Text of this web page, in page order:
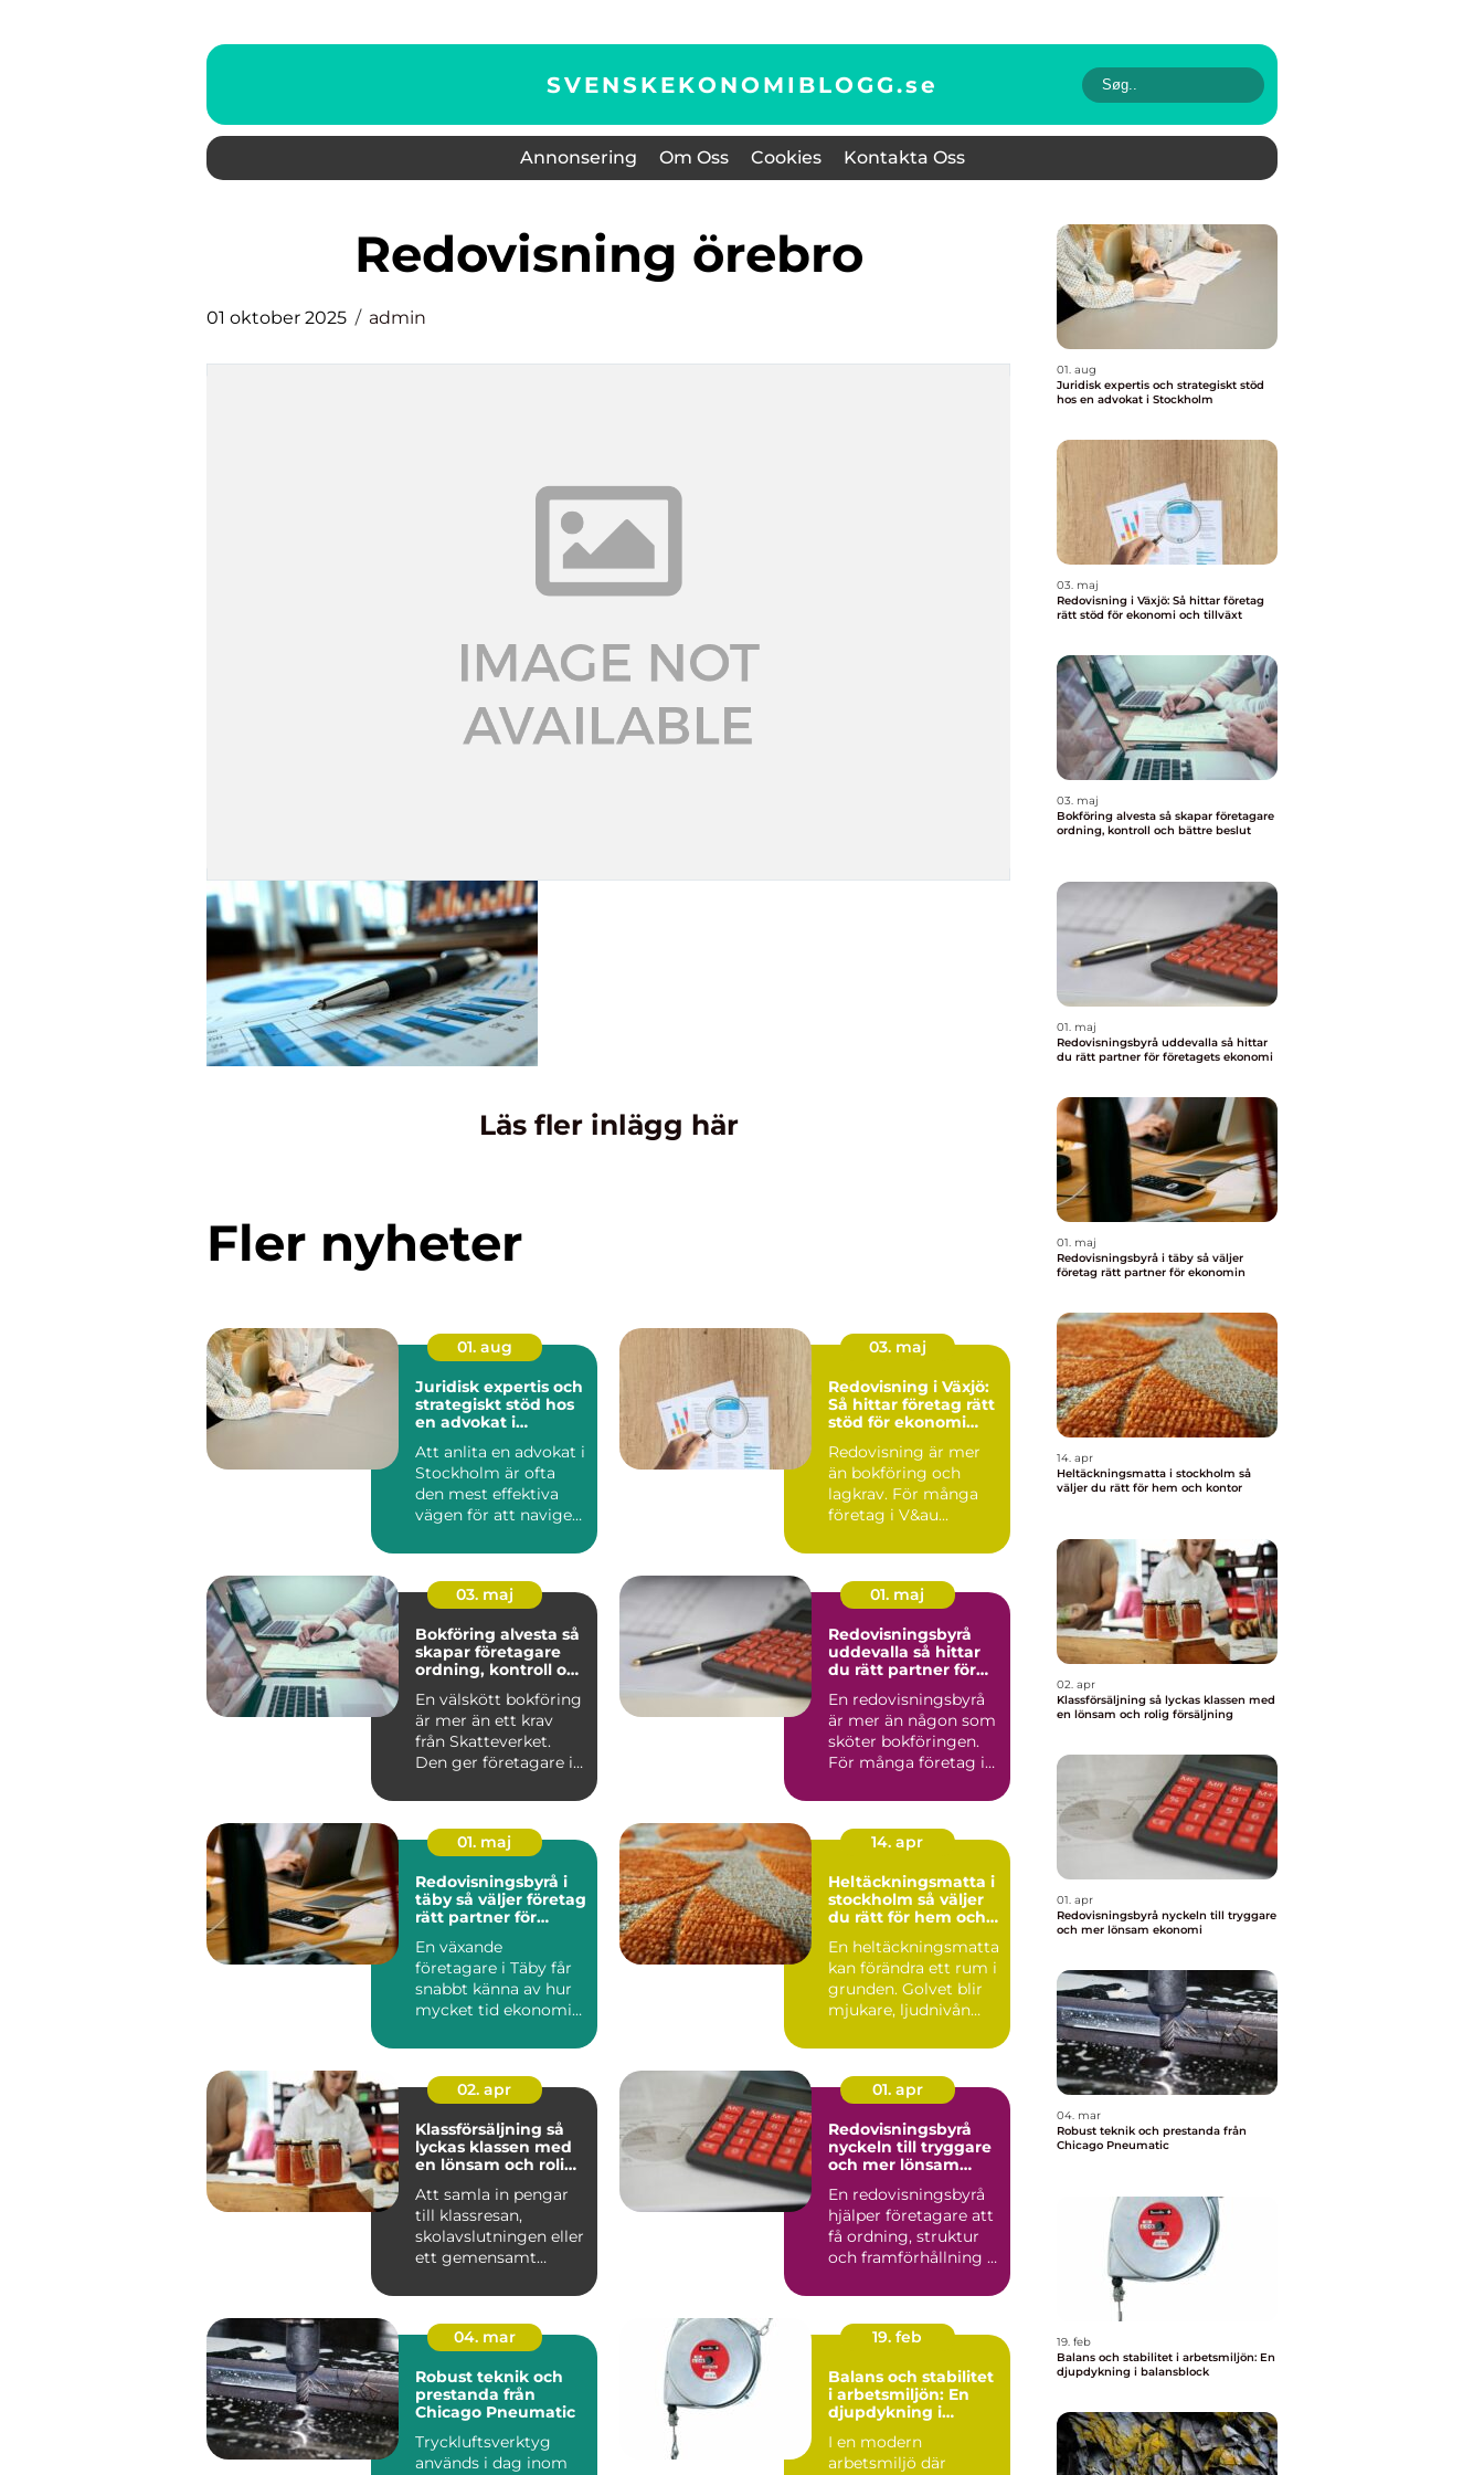
SVENSKEKONOMIBLOGG.se
Annonsering Om Oss Cookies Kontakta Oss
redovisning örebro
01 oktober 2025 admin
Läs fler inlägg här
Fler nyheter
01. aug
Juridisk expertis och
strategiskt stöd hos
en advokat i
Att anlita en advokat i
Stockholm är ofta
den mest effektiva
vägen för att navigera
03. maj
Redovisning i Växjö:
Så hittar företag rätt
stöd för ekonomi
Redovisning är mer
än bokföring och
lagkrav. För många
företag i V&au...
03. maj
Bokföring alvesta så
skapar företagare
ordning, kontroll och
En välskött bokföring
är mer än ett krav
från Skatteverket.
Den ger företagare i
01. maj
Redovisningsbyrå
uddevalla så hittar
du rätt partner för
En redovisningsbyrå
är mer än någon som
sköter bokföringen.
För många företag i
01. maj
Redovisningsbyrå i
täby så väljer företag
rätt partner för
En växande
företagare i Täby får
snabbt känna av hur
mycket tid ekonomin
löpande red...
14. apr
Heltäckningsmatta i
stockholm så väljer
du rätt för hem och
En heltäckningsmatta
kan förändra ett rum i
grunden. Golvet blir
mjukare, ljudnivån
02. apr
Klassförsäljning så
lyckas klassen med
en lönsam och rolig
Att samla in pengar
till klassresan,
skolavslutningen eller
ett gemensamt
natu...
01. apr
Redovisningsbyrå
nyckeln till tryggare
och mer lönsam
En redovisningsbyrå
hjälper företagare att
få ordning, struktur
och framförhållning i
04. mar
Robust teknik och
prestanda från
Chicago Pneumatic
Tryckluftsverktyg
används i dag inom
19. feb
Balans och stabilitet
i arbetsmiljön: En
djupdykning i
I en modern
arbetsmiljö där
01. aug
Juridisk expertis och strategiskt stöd
hos en advokat i Stockholm
03. maj
Redovisning i Växjö: Så hittar företag
rätt stöd för ekonomi och tillväxt
03. maj
Bokföring alvesta så skapar företagare
ordning, kontroll och bättre beslut
01. maj
Redovisningsbyrå uddevalla så hittar
du rätt partner för företagets ekonomi
01. maj
Redovisningsbyrå i täby så väljer
företag rätt partner för ekonomin
14. apr
Heltäckningsmatta i stockholm så
väljer du rätt för hem och kontor
02. apr
Klassförsäljning så lyckas klassen med
en lönsam och rolig försäljning
01. apr
Redovisningsbyrå nyckeln till tryggare
och mer lönsam ekonomi
04. mar
Robust teknik och prestanda från
Chicago Pneumatic
19. feb
Balans och stabilitet i arbetsmiljön: En
djupdykning i balansblock